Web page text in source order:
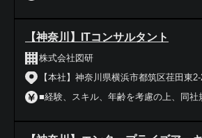
【神奈川】ITコンサルタント
株式会社図研
【本社】神奈川県横浜市都筑区荏田東
■経験、スキル、年齢を考慮の上、同社